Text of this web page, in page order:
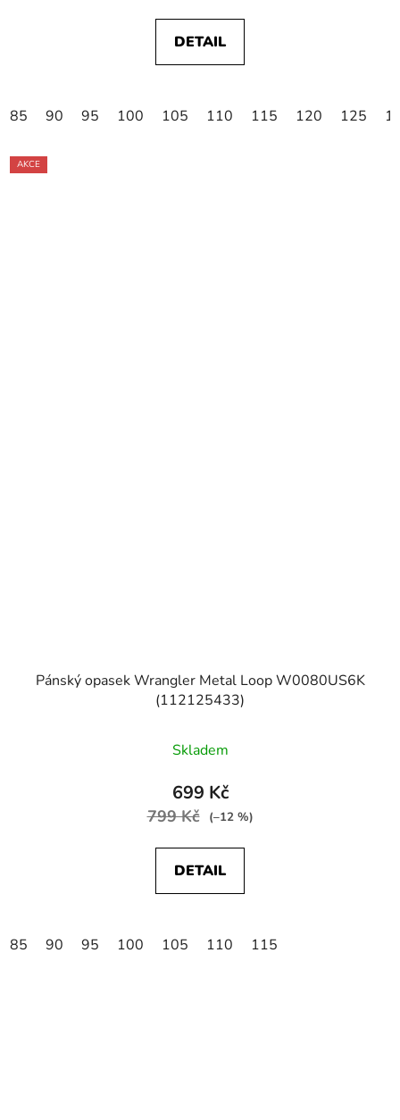
DETAIL
85 90 95 100 105 110 115 120 125
AKCE
Pánský opasek Wrangler Metal Loop W0080US6K
(112125433)
Skladem
699 Kč
799 Kč (–12 %)
DETAIL
85 90 95 100 105 110 115